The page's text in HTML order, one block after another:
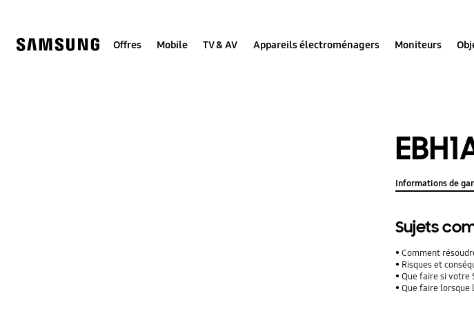
Offres Mobile TV & AV Appareils électroménagers Moniteurs
Informations de
Sujets
Comment
Risques et
Que faire si votre
Que faire lorsque